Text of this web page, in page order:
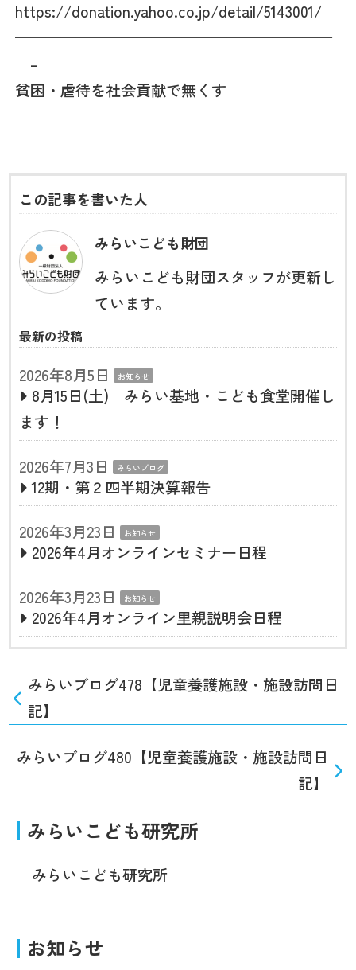
https://donation.yahoo.co.jp/detail/5143001/
—————————————————————
—–
貧困・虐待を社会貢献で無くす
この記事を書いた人
みらいこども財団
みらいこども財団スタッフが更新し
ています。
最新の投稿
2026年8月5日 お知らせ
8月15日(土) みらい基地・こども食堂開催し
ます！
2026年7月3日
みらいブログ
12期・第２四半期決算報告
2026年3月23日
お知らせ
2026年4月オンラインセミナー日程
2026年3月23日
お知らせ
2026年4月オンライン里親説明会日程
みらいブログ478【児童養護施設・施設訪問日
記】
みらいブログ480【児童養護施設・施設訪問日
記】
みらいこども研究所
みらいこども研究所
お知らせ